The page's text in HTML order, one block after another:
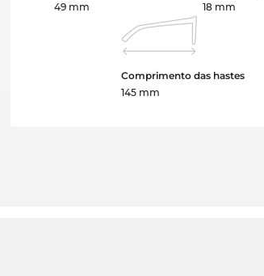
49 mm
18 mm
Comprimento das hastes
145 mm